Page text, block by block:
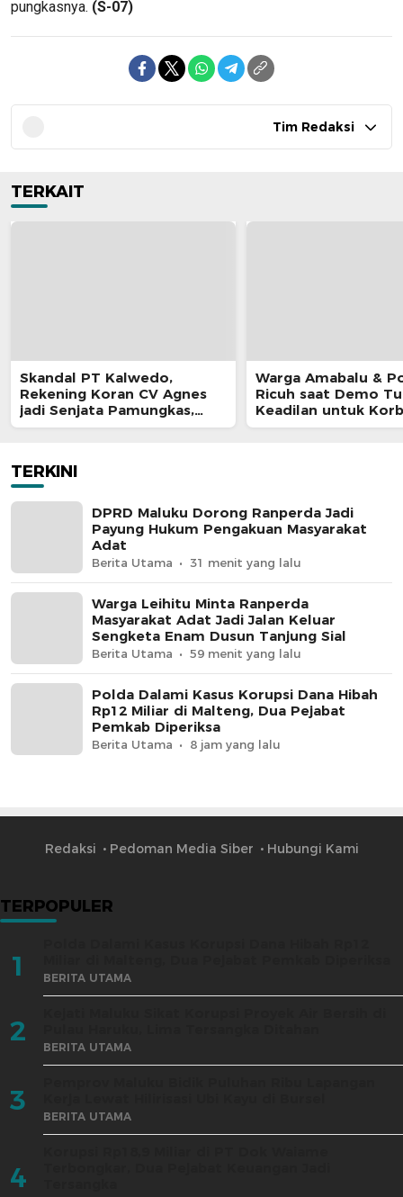
pungkasnya. (S-07)
Tim Redaksi
TERKAIT
Skandal PT Kalwedo,
Rekening Koran CV Agnes
jadi Senjata Pamungkas,
Kejati Maluku Diduga “Masuk
Warga Amabalu &
Ricuh saat Demo
Keadilan untuk
Penganiayaan
TERKINI
DPRD Maluku Dorong Ranperda Jadi
Payung Hukum Pengakuan Masyarakat
Adat
Berita Utama 31 menit yang lalu
Warga Leihitu Minta Ranperda
Masyarakat Adat Jadi Jalan Keluar
Sengketa Enam Dusun Tanjung Sial
Berita Utama 59 menit yang lalu
Polda Dalami Kasus Korupsi Dana Hibah
Rp12 Miliar di Malteng, Dua Pejabat
Pemkab Diperiksa
Berita Utama 8 jam yang lalu
Redaksi Pedoman Media Siber Hubungi Kami
TERPOPULER
1 BERITA UTAMA
2 BERITA UTAMA
3 BERITA UTAMA
4